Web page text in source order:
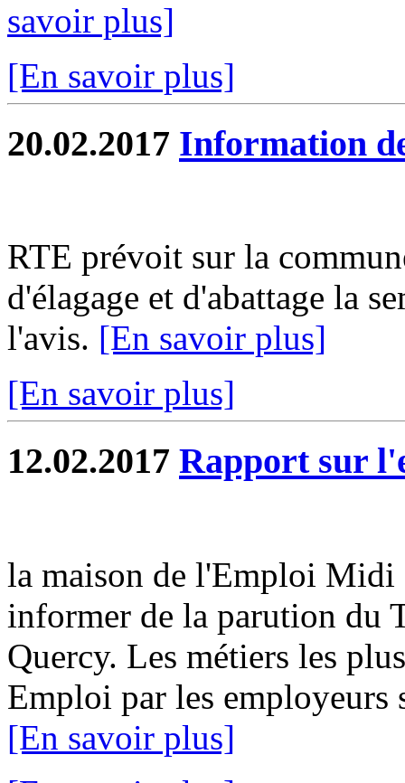
savoir plus]
[En savoir plus]
20.02.2017 Information
RTE prévoit sur la
d'élagage et d'abattage la
l'avis. [En savoir plus]
[En savoir plus]
12.02.2017 Rapport sur
la maison de l'Emploi Midi
informer de la parution du
Quercy. Les métiers les
Emploi par les
[En savoir plus]